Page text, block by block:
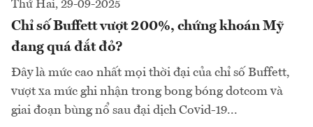
Thứ Hai, 29-09-2025
Chỉ số Buffett vượt 200%, chứng khoán Mỹ
đang quá đắt đỏ?
Đây là mức cao nhất mọi thời đại của chỉ số Buffett,
vượt xa mức ghi nhận trong bong bóng dotcom và
giai đoạn bùng nổ sau đại dịch Covid-19...